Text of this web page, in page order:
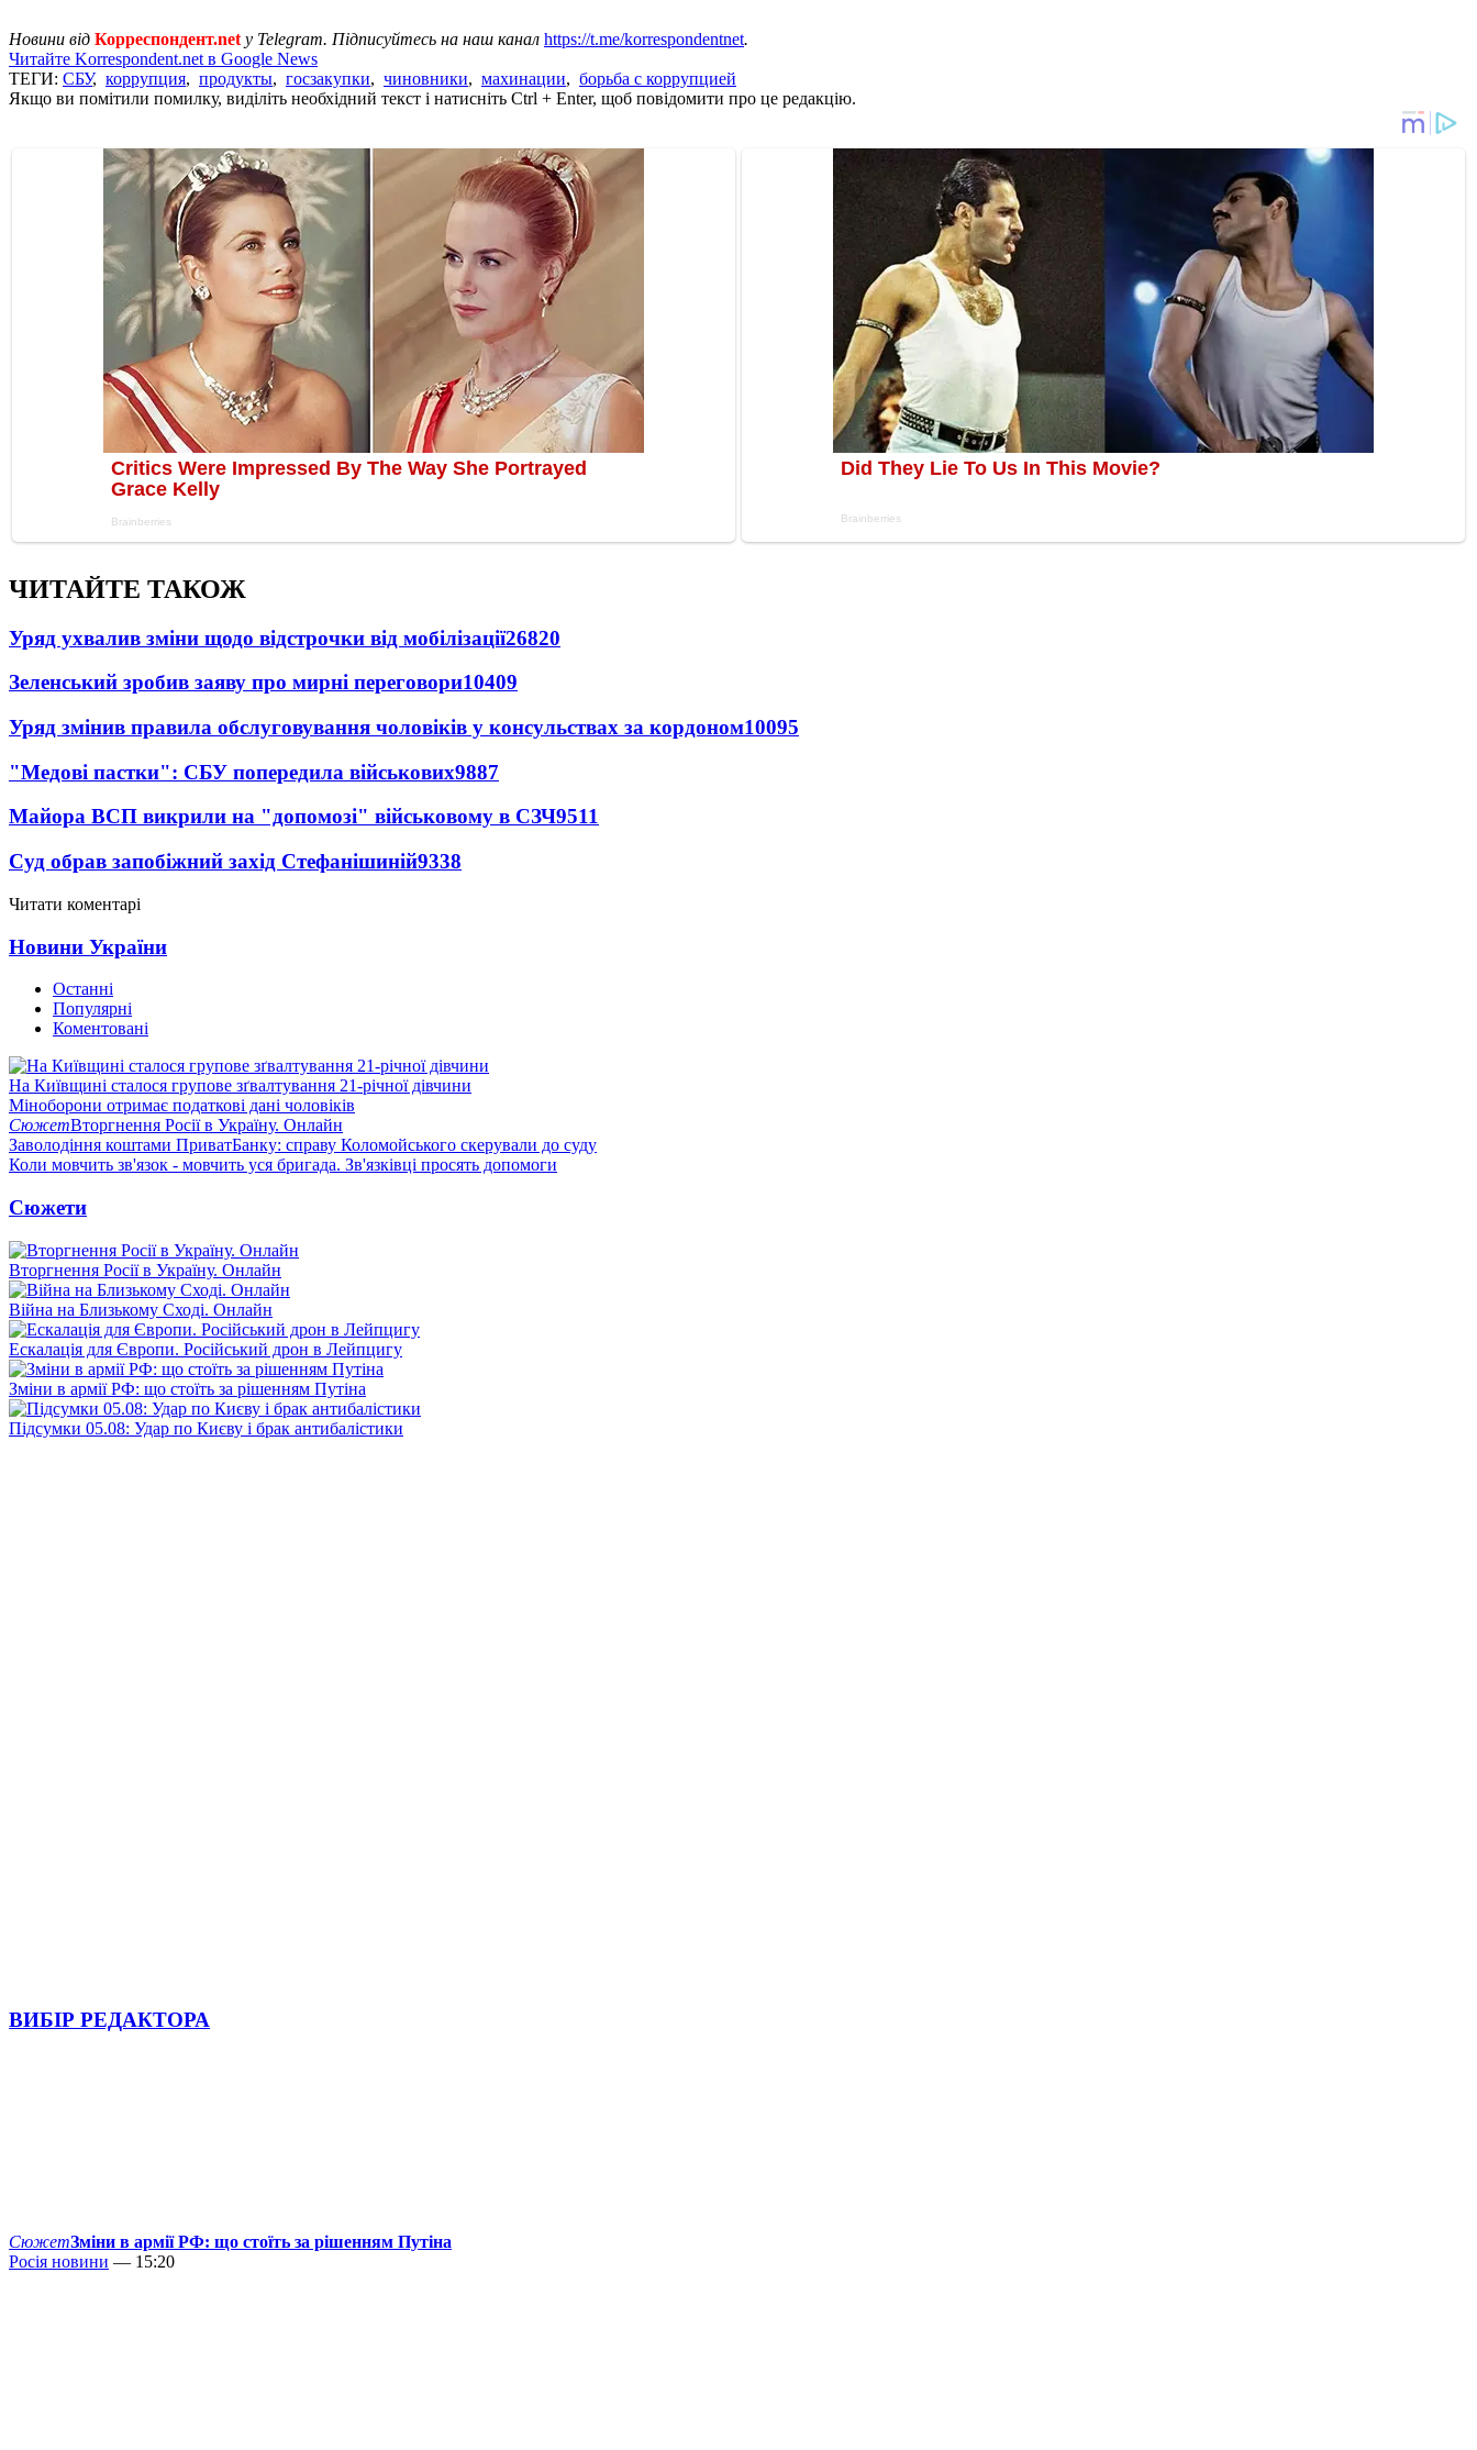
Новини від Корреспондент.net у Telegram. Підписуйтесь на наш канал https://t.me/korrespondentnet.
Читайте Korrespondent.net в Google News
ТЕГИ: СБУ, коррупция, продукты, госзакупки, чиновники, махинации, борьба с коррупцией
Якщо ви помітили помилку, виділіть необхідний текст і натисніть Ctrl + Enter, щоб повідомити про це редакцію.
ЧИТАЙТЕ ТАКОЖ
Уряд ухвалив зміни щодо відстрочки від мобілізації26820
Зеленський зробив заяву про мирні переговори10409
Уряд змінив правила обслуговування чоловіків у консульствах за кордоном10095
"Медові пастки": СБУ попередила військових9887
Майора ВСП викрили на "допомозі" військовому в СЗЧ9511
Суд обрав запобіжний захід Стефанішиній9338
Читати коментарі
Новини України
Останні
Популярні
Коментовані
На Київщині сталося групове зґвалтування 21-річної дівчини
Міноборони отримає податкові дані чоловіків
СюжетВторгнення Росії в Україну. Онлайн
Заволодіння коштами ПриватБанку: справу Коломойського скерували до суду
Коли мовчить зв'язок - мовчить уся бригада. Зв'язківці просять допомоги
Сюжети
Вторгнення Росії в Україну. Онлайн
Війна на Близькому Сході. Онлайн
Ескалація для Європи. Російський дрон в Лейпцигу
Зміни в армії РФ: що стоїть за рішенням Путіна
Підсумки 05.08: Удар по Києву і брак антибалістики
ВИБІР РЕДАКТОРА
СюжетЗміни в армії РФ: що стоїть за рішенням Путіна
Росія новини — 15:20